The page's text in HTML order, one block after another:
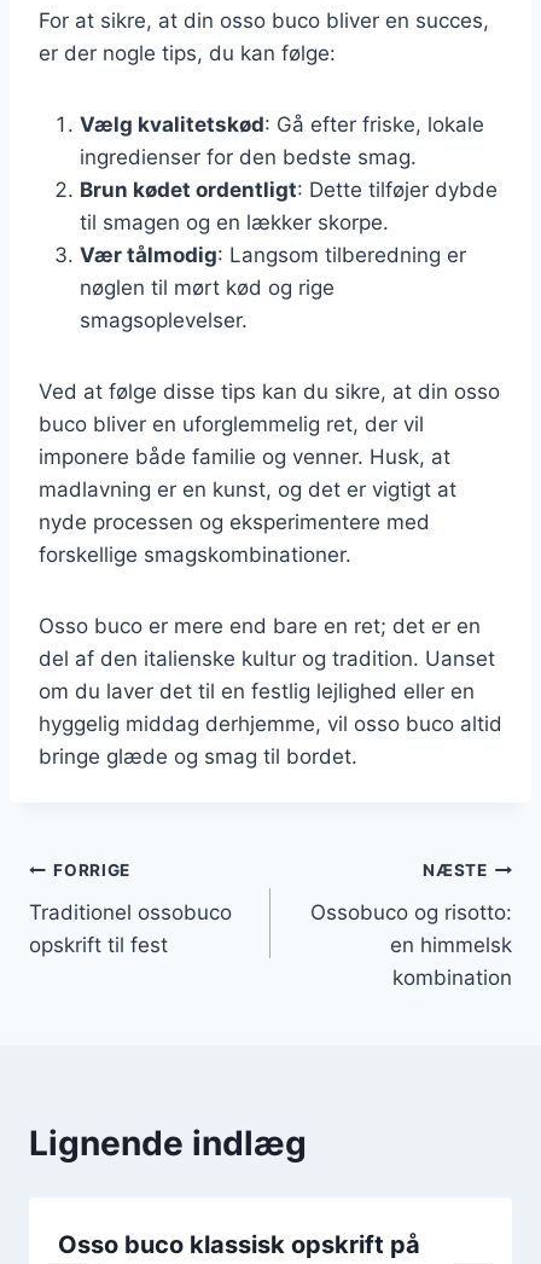
For at sikre, at din osso buco bliver en succes,
er der nogle tips, du kan følge:
Vælg kvalitetskød: Gå efter friske, lokale
ingredienser for den bedste smag.
Brun kødet ordentligt: Dette tilføjer dybde
til smagen og en lækker skorpe.
Vær tålmodig: Langsom tilberedning er
nøglen til mørt kød og rige
smagsoplevelser.
Ved at følge disse tips kan du sikre, at din osso
buco bliver en uforglemmelig ret, der vil
imponere både familie og venner. Husk, at
madlavning er en kunst, og det er vigtigt at
nyde processen og eksperimentere med
forskellige smagskombinationer.
Osso buco er mere end bare en ret; det er en
del af den italienske kultur og tradition. Uanset
om du laver det til en festlig lejlighed eller en
hyggelig middag derhjemme, vil osso buco altid
bringe glæde og smag til bordet.
Indlægsnavigation
FORRIGE
Traditionel ossobuco
opskrift til fest
NÆSTE
Ossobuco og risotto:
en himmelsk
kombination
Lignende indlæg
Osso buco klassisk opskrift på